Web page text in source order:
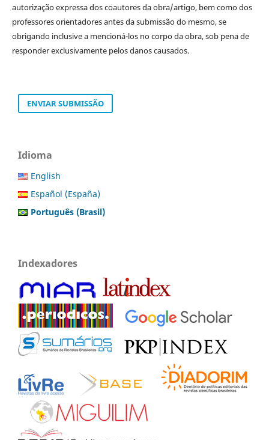
autorização expressa dos coautores da obra/artigo, bem como dos
professores orientadores antes da submissão do mesmo, se
obrigando inclusive a mencioná-los no corpo da obra, sob pena de
responder exclusivamente pelos danos causados.
ENVIAR SUBMISSÃO
Idioma
English
Español (España)
Português (Brasil)
Indexadores